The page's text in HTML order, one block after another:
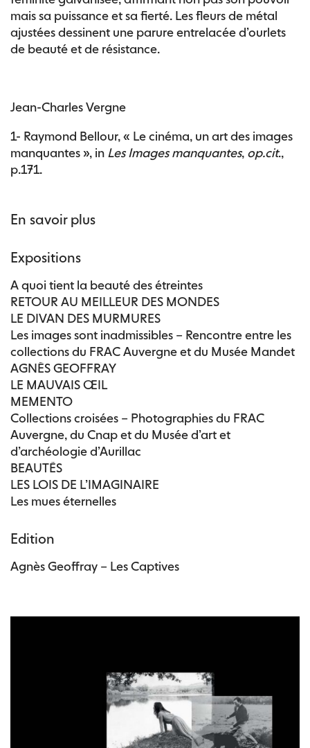
mais sa puissance et sa fierté. Les fleurs de métal
ajustées dessinent une parure entrelacée d’ourlets
de beauté et de résistance.
Jean-Charles Vergne
1- Raymond Bellour, « Le cinéma, un art des images
manquantes », in Les Images manquantes, op.cit.,
p.171.
En savoir plus
Expositions
A quoi tient la beauté des étreintes
RETOUR AU MEILLEUR DES MONDES
LE DIVAN DES MURMURES
Les images sont inadmissibles – Rencontre entre les
collections du FRAC Auvergne et du Musée Mandet
AGNÈS GEOFFRAY
LE MAUVAIS ŒIL
MEMENTO
Collections croisées – Photographies du FRAC
Auvergne, du Cnap et du Musée d’art et
d’archéologie d’Aurillac
BEAUTÉS
LES LOIS DE L’IMAGINAIRE
Les mues éternelles
Edition
Agnès Geoffray – Les Captives